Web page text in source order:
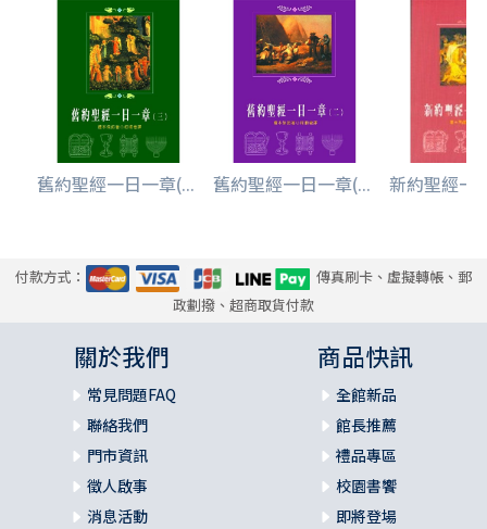
舊約聖經一日一章(... 舊約聖經一日一章(... 新約聖經一
付款方式：
傳真刷卡、虛擬轉帳、郵
政劃撥、超商取貨付款
關於我們
常見問題FAQ
聯絡我們
門市資訊
徵人啟事
消息活動
商品快訊
全館新品
館長推薦
禮品專區
校園書饗
即將登場